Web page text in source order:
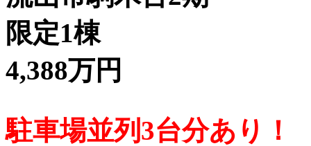
限定1棟
4,388万円
駐車場並列3台分あり！